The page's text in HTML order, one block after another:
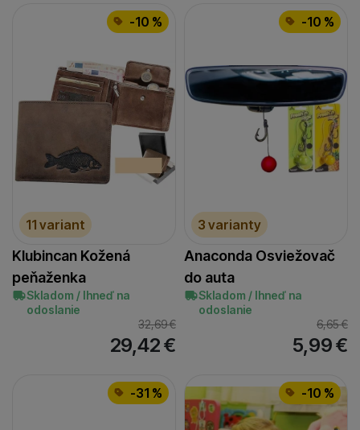
-10 %
11 variant
Klubincan Kožená
peňaženka
Skladom / Ihneď na
odoslanie
32,69€
29,42€
-10 %
3 varianty
Anaconda Osviežovač
do auta
Skladom / Ihneď na
odoslanie
6,65€
5,99€
-31 % -10 %